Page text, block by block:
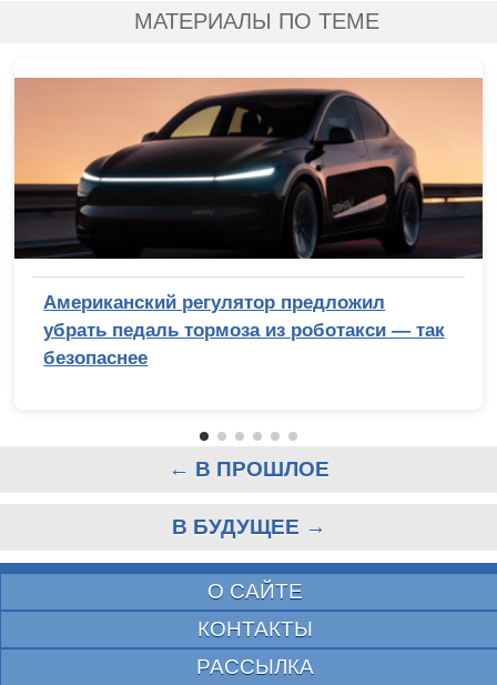
МАТЕРИАЛЫ ПО ТЕМЕ
Американский регулятор предложил
убрать педаль тормоза из роботакси — так
безопаснее
← В ПРОШЛОЕ
В БУДУЩЕЕ →
О САЙТЕ
КОНТАКТЫ
РАССЫЛКА